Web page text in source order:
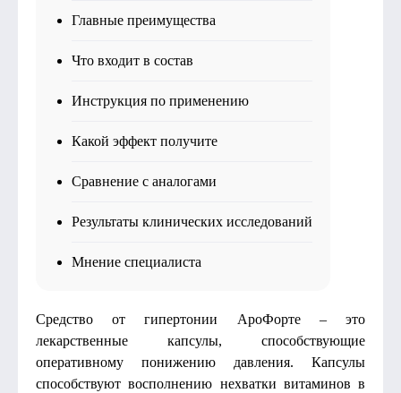
Главные преимущества
Что входит в состав
Инструкция по применению
Какой эффект получите
Сравнение с аналогами
Результаты клинических исследований
Мнение специалиста
Средство от гипертонии АроФорте – это
лекарственные капсулы, способствующие
оперативному понижению давления. Капсулы
способствуют восполнению нехватки витаминов в